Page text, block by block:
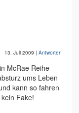
13. Juli 2009 | Antworten
McRae Reihe
ums Leben
kann so fahren
Fake!